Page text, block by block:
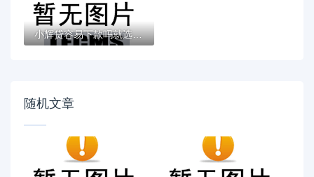
小辉贷容易下款吗就选这7个4千元黑户无条件...
随机文章